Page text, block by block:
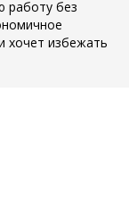
работу без
хочет избежать